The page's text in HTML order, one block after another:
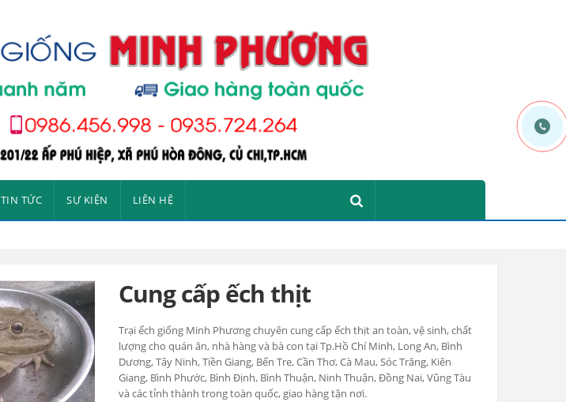
TIN TỨC SỰ KIỆN LIÊN HỆ
Cung cấp ếch thịt
Trại ếch giống Minh Phương chuyên cung cấp ếch thịt an toàn, vệ sinh, chất
lượng cho quán ăn, nhà hàng và bà con tại Tp.Hồ Chí Minh, Long An, Bình
Dương, Tây Ninh, Tiền Giang, Bến Tre, Cần Thơ, Cà Mau, Sóc Trăng, Kiên
Giang, Bình Phước, Bình Định, Bình Thuận, Ninh Thuận, Đồng Nai, Vũng Tàu
và các tỉnh thành trong toàn quốc, giao hàng tận nơi.